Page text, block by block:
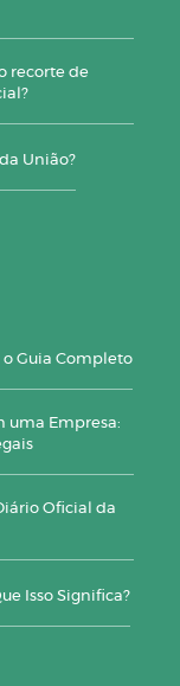
recorte de
União?
Guia Completo
uma Empresa:
Oficial da
Isso Significa?